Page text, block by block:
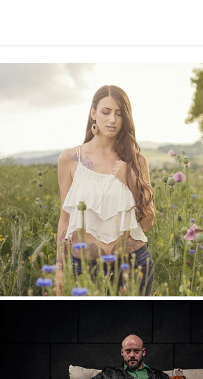
PORTRAIT WEIBLICH